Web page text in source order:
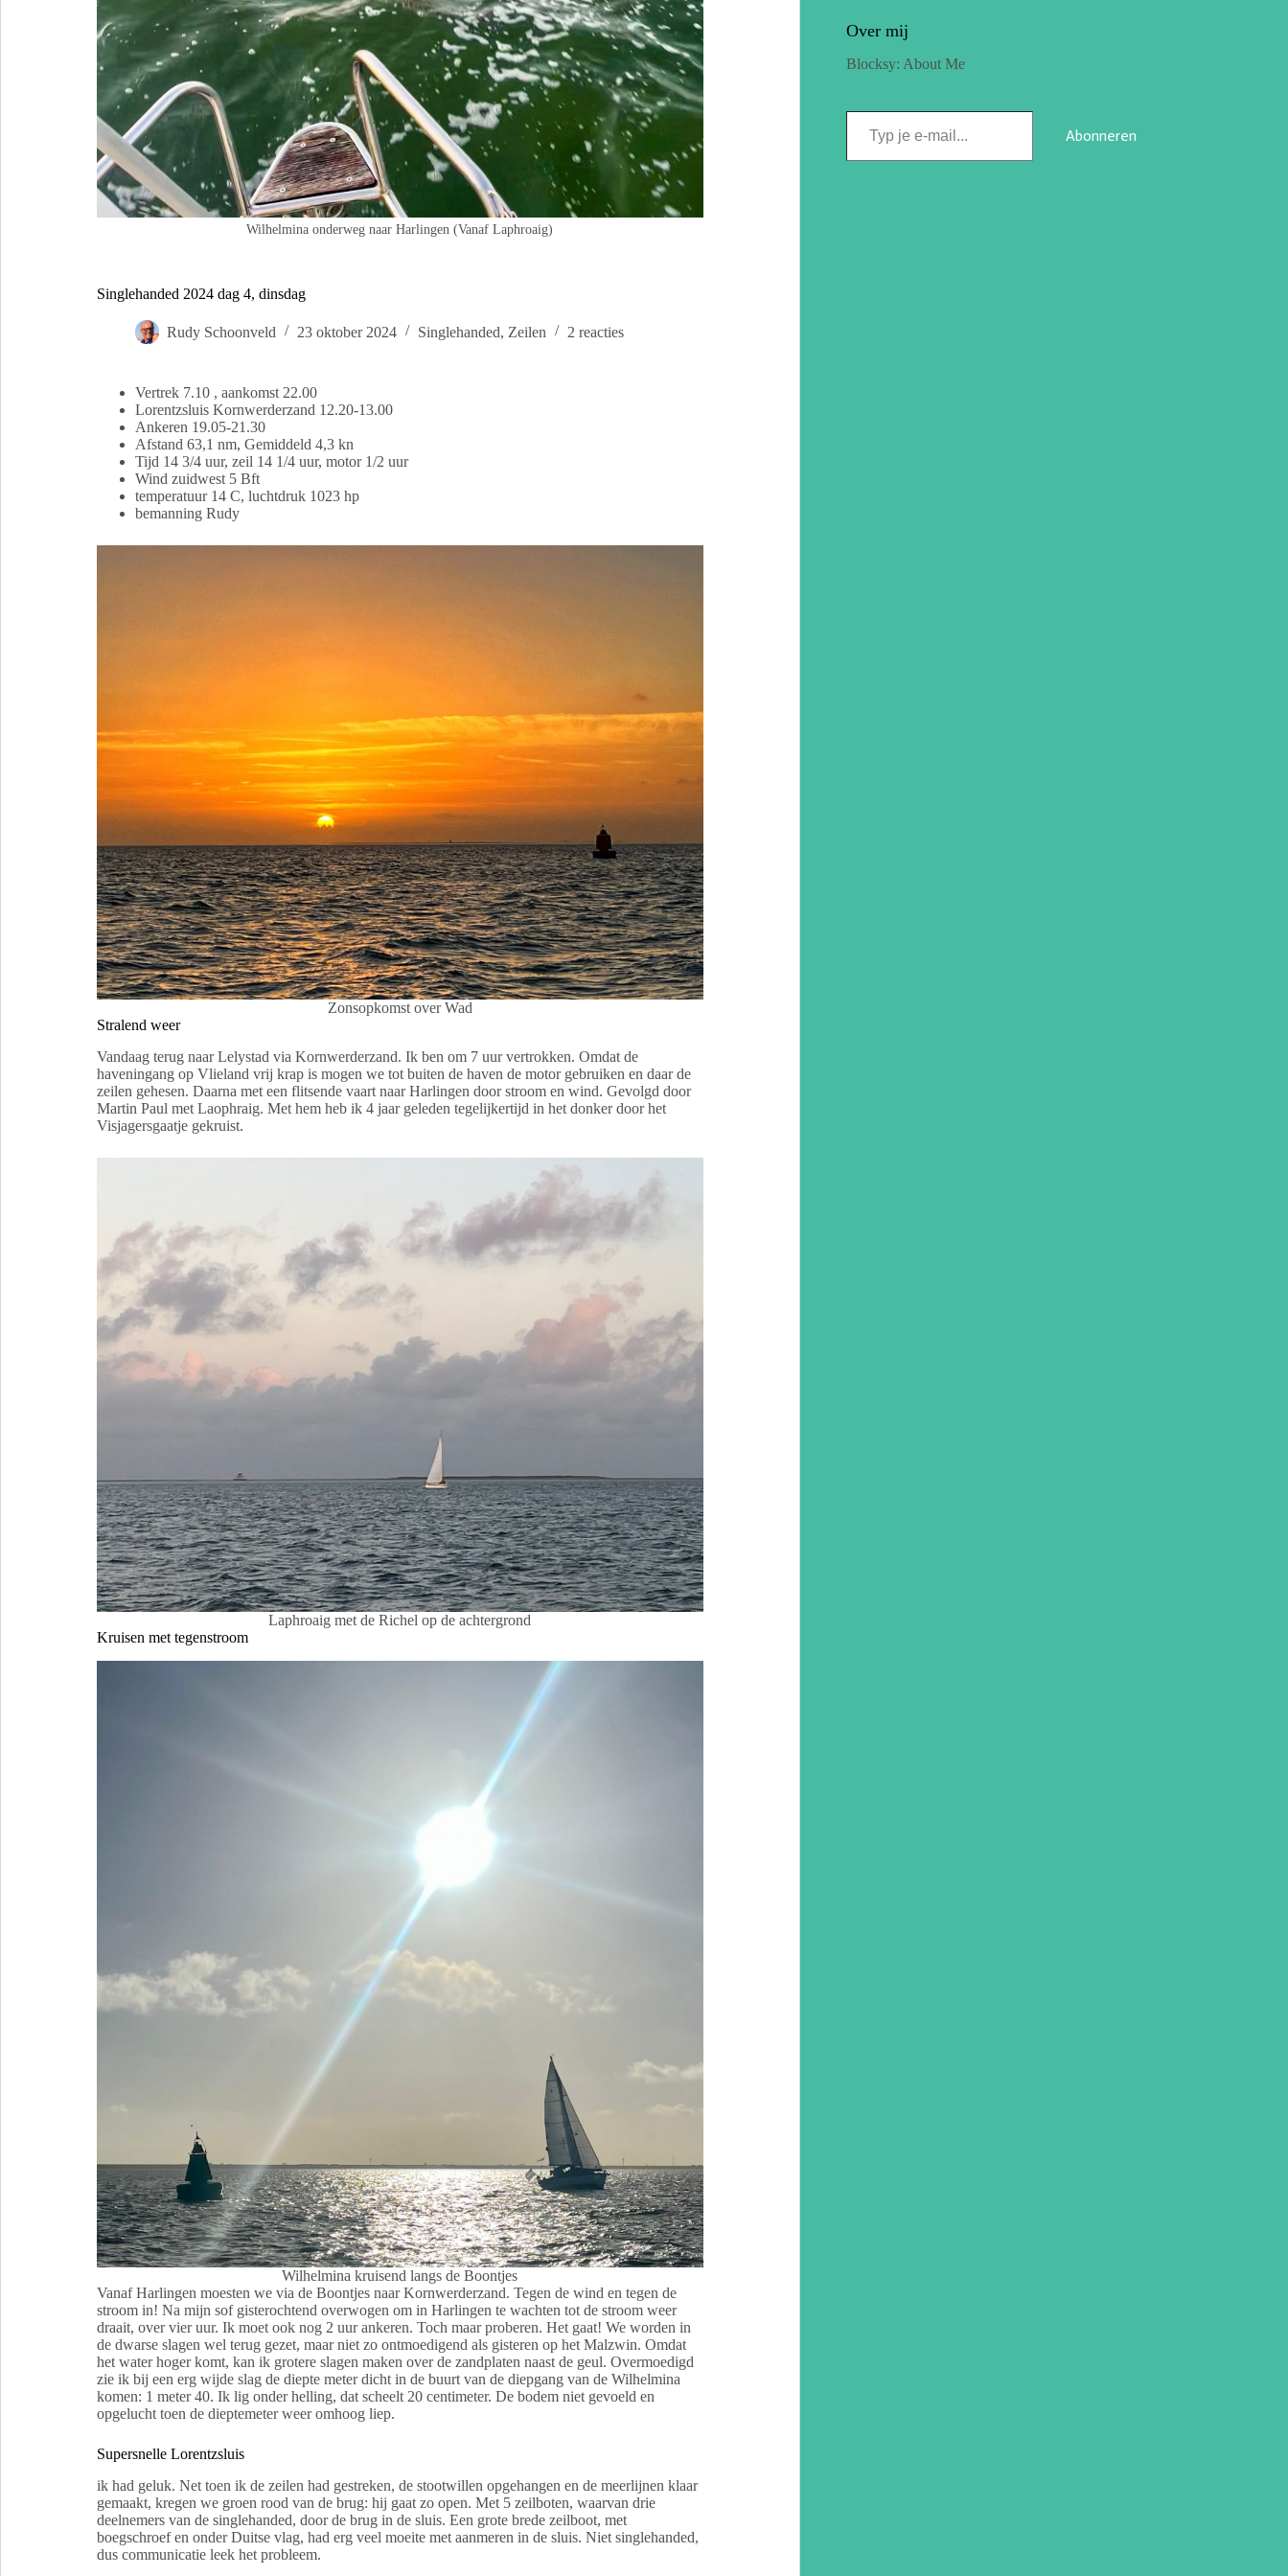
Wilhelmina onderweg naar Harlingen (Vanaf Laphroaig)
Singlehanded 2024 dag 4, dinsdag
Rudy Schoonveld 23 oktober 2024 Singlehanded, Zeilen 2 reacties
Vertrek 7.10 , aankomst 22.00
Lorentzsluis Kornwerderzand 12.20-13.00
Ankeren 19.05-21.30
Afstand 63,1 nm, Gemiddeld 4,3 kn
Tijd 14 3/4 uur, zeil 14 1/4 uur, motor 1/2 uur
Wind zuidwest 5 Bft
temperatuur 14 C, luchtdruk 1023 hp
bemanning Rudy
Zonsopkomst over Wad
Stralend weer
Vandaag terug naar Lelystad via Kornwerderzand. Ik ben om 7 uur vertrokken. Omdat de
haveningang op Vlieland vrij krap is mogen we tot buiten de haven de motor gebruiken en daar de
zeilen gehesen. Daarna met een flitsende vaart naar Harlingen door stroom en wind. Gevolgd door
Martin Paul met Laophraig. Met hem heb ik 4 jaar geleden tegelijkertijd in het donker door het
Visjagersgaatje gekruist.
Laphroaig met de Richel op de achtergrond
Kruisen met tegenstroom
Wilhelmina kruisend langs de Boontjes
Vanaf Harlingen moesten we via de Boontjes naar Kornwerderzand. Tegen de wind en tegen de
stroom in! Na mijn sof gisterochtend overwogen om in Harlingen te wachten tot de stroom weer
draait, over vier uur. Ik moet ook nog 2 uur ankeren. Toch maar proberen. Het gaat! We worden in
de dwarse slagen wel terug gezet, maar niet zo ontmoedigend als gisteren op het Malzwin. Omdat
het water hoger komt, kan ik grotere slagen maken over de zandplaten naast de geul. Overmoedigd
zie ik bij een erg wijde slag de diepte meter dicht in de buurt van de diepgang van de Wilhelmina
komen: 1 meter 40. Ik lig onder helling, dat scheelt 20 centimeter. De bodem niet gevoeld en
opgelucht toen de dieptemeter weer omhoog liep.
Supersnelle Lorentzsluis
ik had geluk. Net toen ik de zeilen had gestreken, de stootwillen opgehangen en de meerlijnen klaar
gemaakt, kregen we groen rood van de brug: hij gaat zo open. Met 5 zeilboten, waarvan drie
deelnemers van de singlehanded, door de brug in de sluis. Een grote brede zeilboot, met
boegschroef en onder Duitse vlag, had erg veel moeite met aanmeren in de sluis. Niet singlehanded,
dus communicatie leek het probleem.
Over mij
Blocksy: About Me
Abonneren